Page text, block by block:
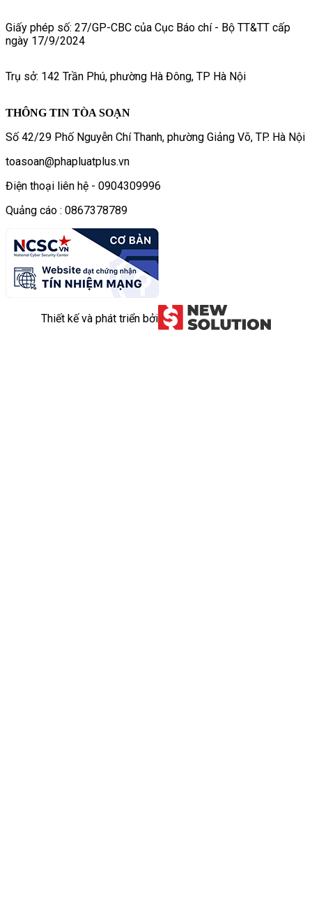
Giấy phép số: 27/GP-CBC của Cục Báo chí - Bộ TT&TT cấp
ngày 17/9/2024
Trụ sở: 142 Trần Phú, phường Hà Đông, TP Hà Nội
THÔNG TIN TÒA SOẠN
Số 42/29 Phố Nguyễn Chí Thanh, phường Giảng Võ, TP. Hà Nội
toasoan@phapluatplus.vn
Điện thoại liên hệ - 0904309996
Quảng cáo : 0867378789
Thiết kế và phát triển bởi